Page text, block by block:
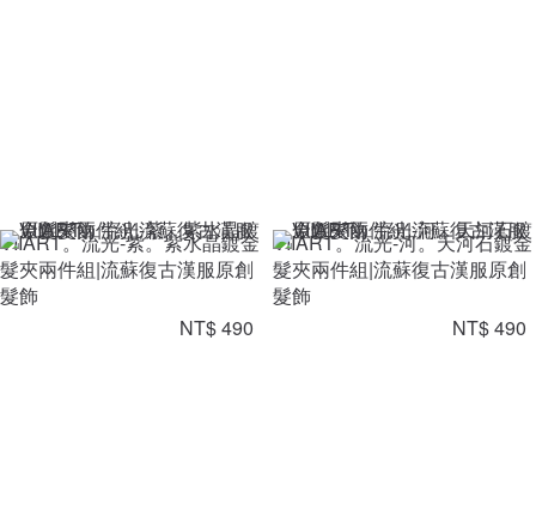
VIIART。流光-紫。紫水晶鍍金
髮夾兩件組|流蘇復古漢服原創
髮飾
NT$ 490
VIIART。流光-河。天河石鍍金
髮夾兩件組|流蘇復古漢服原創
髮飾
NT$ 490